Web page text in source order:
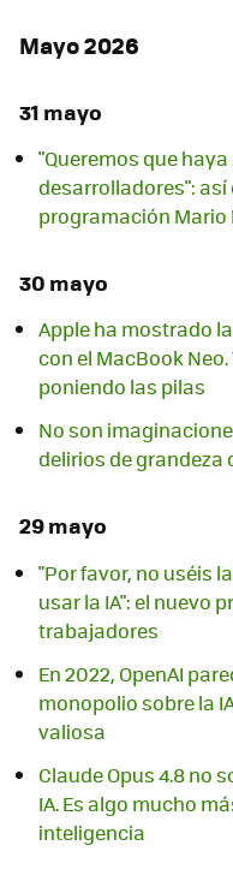
Mayo 2026
31 mayo
"Queremos que
desarrolladores": así
programación Mario
30 mayo
Apple ha mostrado
con el MacBook
poniendo las pilas
No son
delirios de grandeza
29 mayo
"Por favor, no uséis
usar la IA": el nuevo
trabajadores
En 2022, OpenAI
monopolio sobre la
valiosa
Claude Opus 4.8 no
IA. Es algo mucho
inteligencia